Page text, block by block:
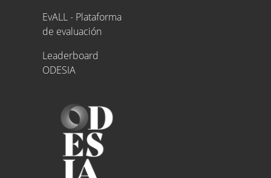
EvALL - Plataforma
de evaluación
Leaderboard
ODESIA